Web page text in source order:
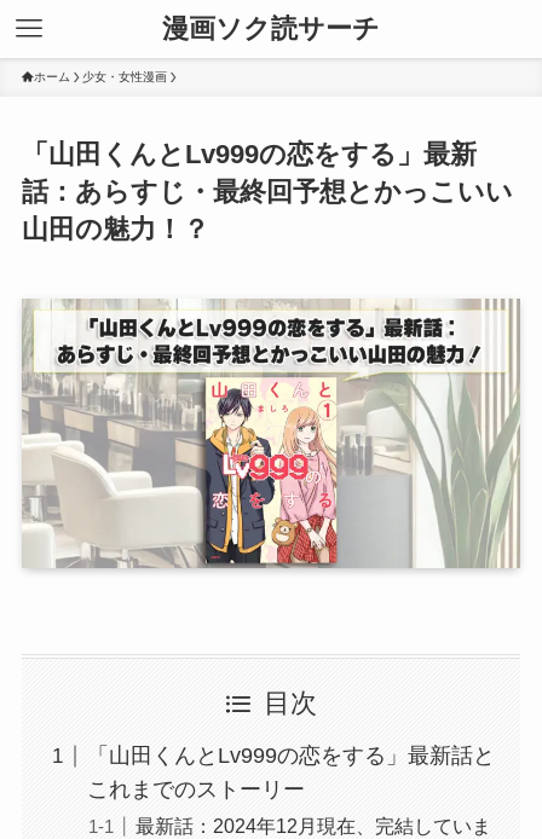
漫画ソク読サーチ
ホーム 少女・女性漫画
「山田くんとLv999の恋をする」最新
話：あらすじ・最終回予想とかっこいい
山田の魅力！？
目次
「山田くんとLv999の恋をする」最新話と
これまでのストーリー
最新話：2024年12月現在、完結していま